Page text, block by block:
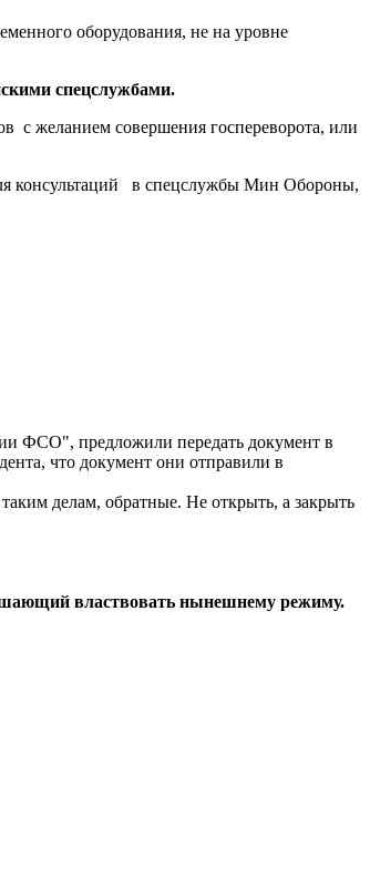
оборудования, не на уровне
спецслужбами.
с желанием совершения госпереворота, или
консультаций в спецслужбы Мин Обороны,
ФСО", предложили передать документ в
что документ они отправили в
делам, обратные. Не открыть, а закрыть
властвовать нынешнему режиму.